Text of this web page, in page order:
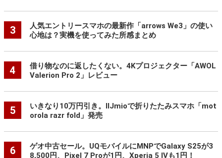
3
人気エントリースマホの最新作「arrows We3」の使い
心地は？実機を使ってみた所感まとめ
4
借り物なのに返したくない。4Kプロジェクター「AWOL
Valerion Pro 2」レビュー
5
いきなり10万円引き。IIJmioで折りたたみスマホ「mot
orola razr fold」発売
6
ゲオ中古セール。UQモバイルにMNPでGalaxy S25が3
8,500円、Pixel 7 Proが1円、Xperia 5 IVも1円！